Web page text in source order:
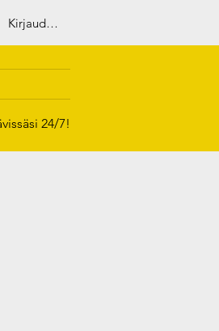
Kirjaudu sisään
24/7!